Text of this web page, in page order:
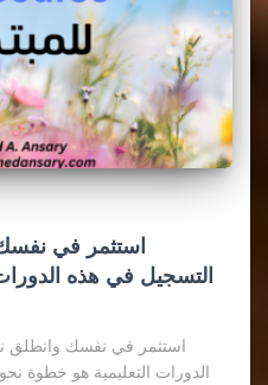
استثمر في
التسجيل في هذه
استثمر في نفسك وانطلق
الدورات التعليمية هو خطوة